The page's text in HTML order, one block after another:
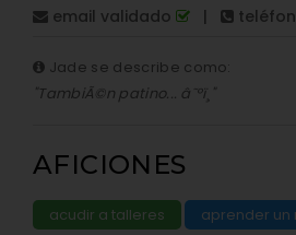
email validado |
Jade se describe como:
"TambiÃ©n patino... â˜ºï¸"
AFICIONES
acudir a talleres
aprender un